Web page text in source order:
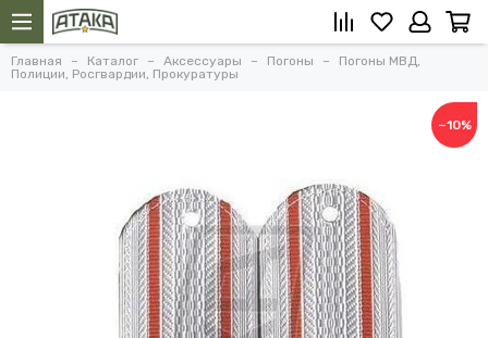
Главная Каталог Аксессуары Погоны
Погоны МВД,
Полиции, Росгвардии, Прокуратуры
−10%